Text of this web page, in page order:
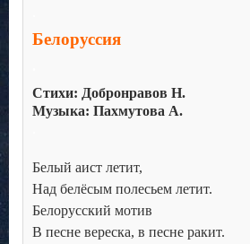
Белоруссия
Стихи: Добронравов Н.
Музыка: Пахмутова А.
Белый аист летит,
Над белёсым полесьем летит.
Белорусский мотив
В песне вереска, в песне ракит.